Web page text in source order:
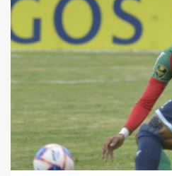
DEPORTES